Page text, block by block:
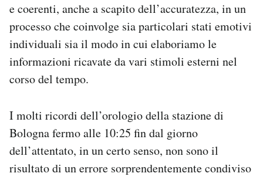
e coerenti, anche a scapito dell’accuratezza, in un
processo che coinvolge sia particolari stati emotivi
individuali sia il modo in cui elaboriamo le
informazioni ricavate da vari stimoli esterni nel
corso del tempo.
I molti ricordi dell’orologio della stazione di
Bologna fermo alle 10:25 fin dal giorno
dell’attentato, in un certo senso, non sono il
risultato di un errore sorprendentemente condiviso